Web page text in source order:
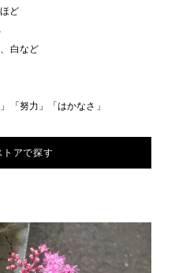
ど
白など
「努力」「はかなさ」
トアで探す